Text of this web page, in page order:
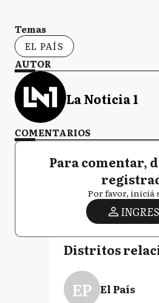
Temas
EL PAÍS
AUTOR
La Noticia 1
COMENTARIOS
Para comentar,
Por favor, iniciá
Distritos
EP El País